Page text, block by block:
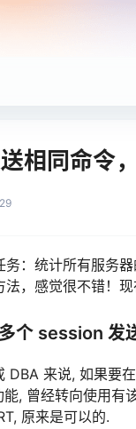
相同命令
29
务：统计所有服务
，感觉很不错！
个 session 发
DBA 来说, 如果要
, 曾经转向使用
原来是可以的.